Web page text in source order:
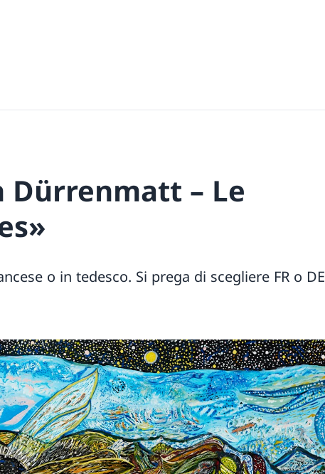
Dürrenmatt – Le
o in tedesco. Si prega di scegliere FR o DE